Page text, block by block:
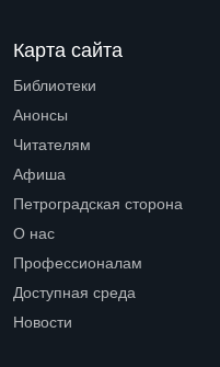
Карта сайта
Библиотеки
Анонсы
Читателям
Афиша
Петроградская сторона
О нас
Профессионалам
Доступная среда
Новости